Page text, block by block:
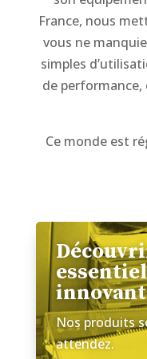
France, nous
vous ne
simples
de
Ce monde est
Nos produits
attendez.